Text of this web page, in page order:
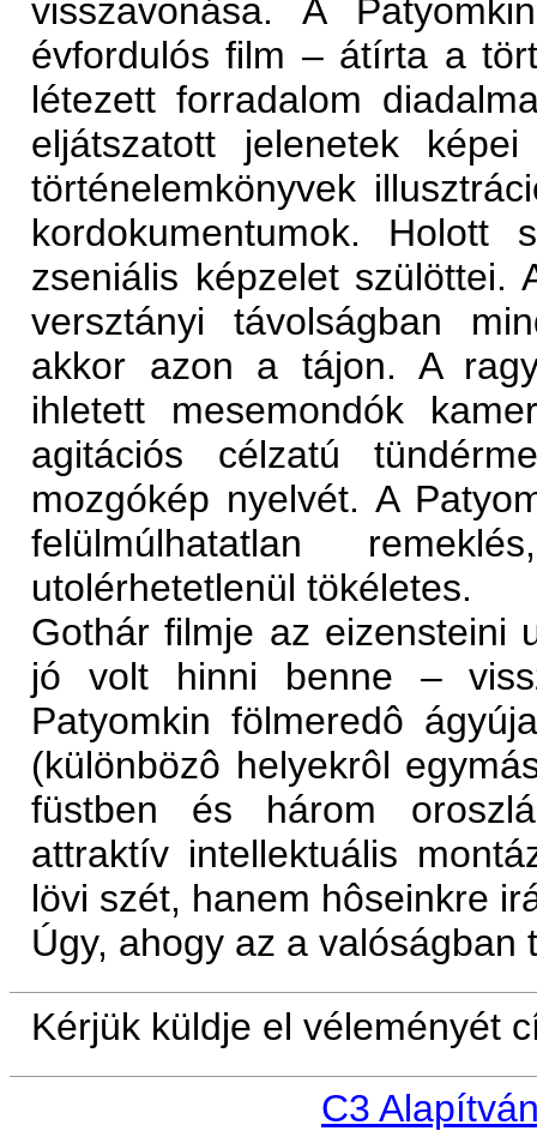
visszavonása. A
évfordulós film – átírta a
létezett forradalom
eljátszatott jelenetek képei
történelemkönyvek
kordokumentumok.
zseniális képzelet
versztányi távolságban
akkor azon a tájon. A
ihletett mesemondók
agitációs célzatú
mozgókép nyelvét. A
felülmúlhatatlan
utolérhetetlenül tökéletes.
Gothár filmje az eizensteini
jó volt hinni benne –
Patyomkin fölmeredô
(különbözô helyekrôl
füstben és három
attraktív intellektuális
lövi szét, hanem hôseinkre
Úgy, ahogy az a valóságban
Kérjük küldje el véleményét
C3